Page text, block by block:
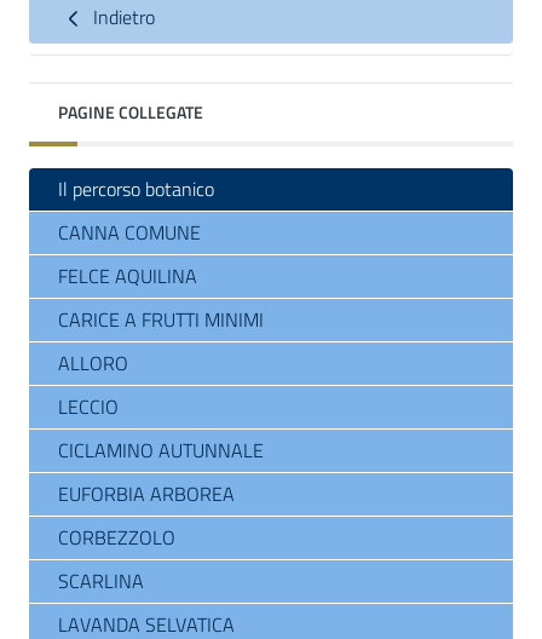
Indietro
PAGINE COLLEGATE
Il percorso botanico
CANNA COMUNE
FELCE AQUILINA
CARICE A FRUTTI MINIMI
ALLORO
LECCIO
CICLAMINO AUTUNNALE
EUFORBIA ARBOREA
CORBEZZOLO
SCARLINA
LAVANDA SELVATICA